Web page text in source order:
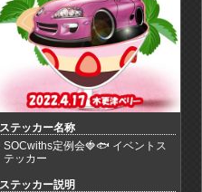
ステッカー名称
SOCwiths定例会🍓🐟 イベントス
テッカー
ステッカー説明